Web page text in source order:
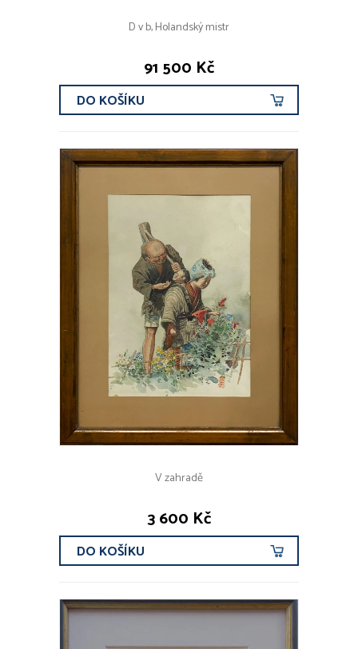
D v b, Holandský mistr
91 500 Kč
DO KOŠÍKU
V zahradě
3 600 Kč
DO KOŠÍKU